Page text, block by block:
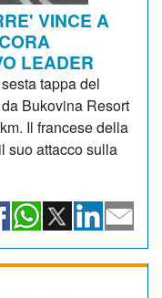
VINCE A
LEADER
tappa del
Bukovina Resort
Il francese della
suo attacco sulla